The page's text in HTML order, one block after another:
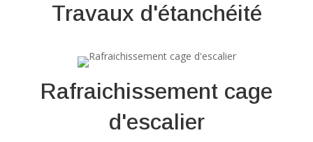
Travaux d'étanchéité
Rafraichissement cage
d'escalier